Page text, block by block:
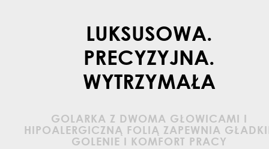
LUKSUSOWA.
PRECYZYJNA.
WYTRZYMAŁA
GOLARKA Z DWOMA GŁOWICAMI I
HIPOALERGICZNĄ FOLIĄ ZAPEWNIA
GOLENIE I KOMFORT PRACY